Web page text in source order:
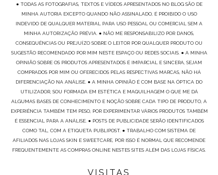
● TODAS AS FOTOGRAFIAS, TEXTOS E VÍDEOS APRESENTADOS NO BLOG SÃO DE
MINHA AUTORIA EXCEPTO QUANDO NÃO ASSINALADO, É PROIBIDO O USO
INDEVIDO DE QUALQUER MATERIAL PARA USO PESSOAL OU COMERCIAL SEM A
MINHA AUTORIZAÇÃO PRÉVIA. ● NÃO ME RESPONSABILIZO POR DANOS,
CONSEQUÊNCIAS OU PREJUÍZO SOBRE O LEITOR POR QUALQUER PRODUTO OU
SUGESTÃO RECOMENDADO POR MIM NESTE ESPAÇO OU REDES SOCIAIS. ● A MINHA
OPINIÃO SOBRE OS PRODUTOS APRESENTADOS É IMPARCIAL E SINCERA, SEJAM
COMPRADOS POR MIM OU OFERECIDOS PELAS RESPECTIVAS MARCAS, NÃO HÁ
DIFERENCIAÇÃO NA ANÁLISE. ● A MINHA OPINIÃO É COM BASE NA ÓPTICA DO
UTILIZADOR, SOU FORMADA EM ESTÉTICA E MAQUILHAGEM O QUE ME DÁ
ALGUMAS BASES DE CONHECIMENTO E NOÇÃO SOBRE CADA TIPO DE PRODUTO, A
EXPERIÊNCIA TAMBÉM TEM PESO, POR EXPERIMENTAR VÁRIOS PRODUTOS TAMBÉM
É ESSENCIAL PARA A ANÁLISE. ● POSTS DE PUBLICIDADE SERÃO IDENTIFICADOS
COMO TAL, COM A ETIQUETA PUBLIPOST. ● TRABALHO COM SISTEMA DE
AFILIADOS NAS LOJAS SKIN E SWEETCARE, POR ISSO É NORMAL QUE RECOMENDE
FREQUENTEMENTE AS COMPRAS ONLINE NESTES SITES ALÉM DAS LOJAS FÍSICAS.
VISITAS